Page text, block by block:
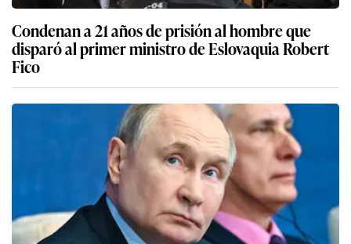
Condenan a 21 años de prisión al hombre que
disparó al primer ministro de Eslovaquia Robert
Fico